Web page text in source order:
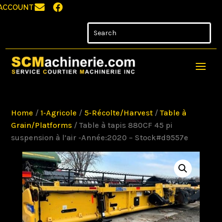
 
Home /1-Agricole / 5-Récolte/Harvest /Table à
Grain/Platforms / Table à tapis 880CF 45 pi
suspension à l’air -Année:2020 – Stock#d9557e